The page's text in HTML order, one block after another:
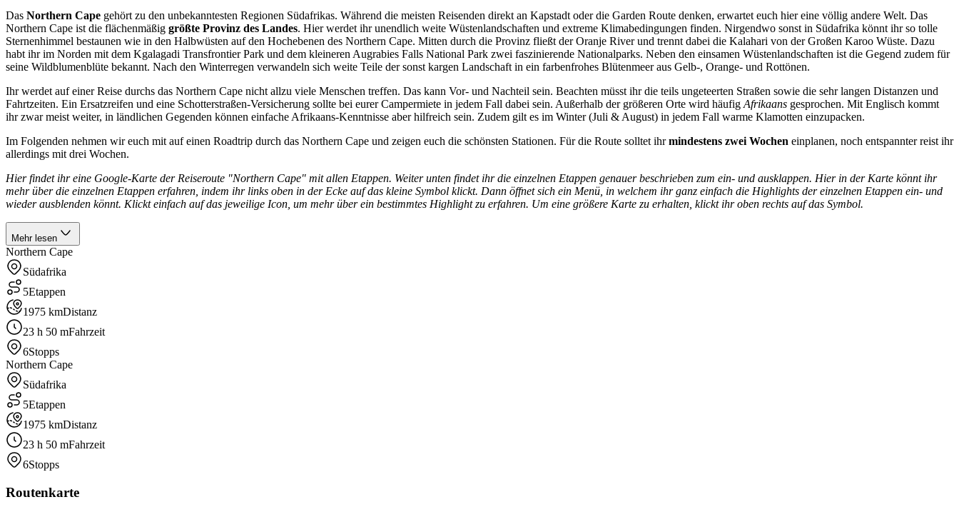
Das Northern Cape gehört zu den unbekanntesten Regionen Südafrikas. Während die meisten Reisenden direkt an Kapstadt oder die Garden Route denken, erwartet euch hier eine völlig andere Welt. Das
Northern Cape ist die flächenmäßig größte Provinz des Landes. Hier werdet ihr unendlich weite Wüstenlandschaften und extreme Klimabedingungen finden. Nirgendwo sonst in Südafrika könnt ihr so tolle
Sternenhimmel bestaunen wie in den Halbwüsten auf den Hochebenen des Northern Cape. Mitten durch die Provinz fließt der Oranje River und trennt dabei die Kalahari von der Großen Karoo Wüste. Dazu
habt ihr im Norden mit dem Kgalagadi Transfrontier Park und dem kleineren Augrabies Falls National Park zwei faszinierende Nationalparks. Neben den einsamen Wüstenlandschaften ist die Gegend zudem für
seine Wildblumenblüte bekannt. Nach den Winterregen verwandeln sich weite Teile der sonst kargen Landschaft in ein farbenfrohes Blütenmeer aus Gelb-, Orange- und Rottönen.
Ihr werdet auf einer Reise durchs das Northern Cape nicht allzu viele Menschen treffen. Das kann Vor- und Nachteil sein. Beachten müsst ihr die teils ungeteerten Straßen sowie die sehr langen Distanzen und
Fahrtzeiten. Ein Ersatzreifen und eine Schotterstraßen-Versicherung sollte bei eurer Campermiete in jedem Fall dabei sein. Außerhalb der größeren Orte wird häufig Afrikaans gesprochen. Mit Englisch kommt
ihr zwar meist weiter, in ländlichen Gegenden können einfache Afrikaans-Kenntnisse aber hilfreich sein. Zudem gilt es im Winter (Juli & August) in jedem Fall warme Klamotten einzupacken.
Im Folgenden nehmen wir euch mit auf einen Roadtrip durch das Northern Cape und zeigen euch die schönsten Stationen. Für die Route solltet ihrmindestens zwei Wochen einplanen, noch entspannter reist ihr
allerdings mit drei Wochen.
Hier findet ihr eine Google-Karte der Reiseroute "Northern Cape" mit allen Etappen. Weiter unten findet ihr die einzelnen Etappen genauer beschrieben zum ein- und ausklappen. Hier in der Karte könnt ihr
mehr über die einzelnen Etappen erfahren, indem ihr links oben in der Ecke auf das kleine Symbol klickt. Dann öffnet sich ein Menü, in welchem ihr ganz einfach die Highlights der einzelnen Etappen ein- und
wieder ausblenden könnt. Klickt einfach auf das jeweilige Icon, um mehr über ein bestimmtes Highlight zu erfahren. Um eine größere Karte zu erhalten, klickt ihr oben rechts auf das Symbol.
Mehr lesen
Northern Cape
Südafrika
5Etappen
1975 kmDistanz
23 h 50 mFahrzeit
6Stopps
Northern Cape
Südafrika
5Etappen
1975 kmDistanz
23 h 50 mFahrzeit
6Stopps
Routenkarte